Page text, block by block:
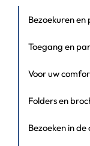
Bezoekuren en
Toegang en
Voor uw
Folders en
Bezoeken in